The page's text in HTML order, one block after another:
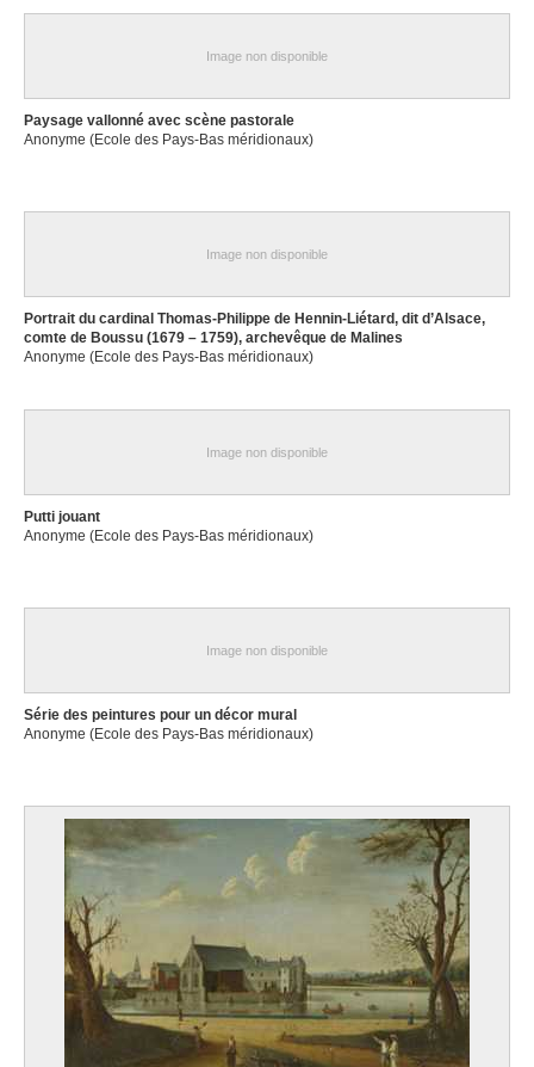
Image non disponible
Paysage vallonné avec scène pastorale
Anonyme (Ecole des Pays-Bas méridionaux)
Image non disponible
Portrait du cardinal Thomas-Philippe de Hennin-Liétard, dit d’Alsace,
comte de Boussu (1679 – 1759), archevêque de Malines
Anonyme (Ecole des Pays-Bas méridionaux)
Image non disponible
Putti jouant
Anonyme (Ecole des Pays-Bas méridionaux)
Image non disponible
Série des peintures pour un décor mural
Anonyme (Ecole des Pays-Bas méridionaux)